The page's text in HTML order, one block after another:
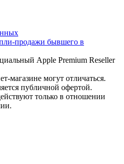
продажи бывшего в
Apple Premium Reseller
магазине могут отличаться.
публичной офертой.
только в отношении